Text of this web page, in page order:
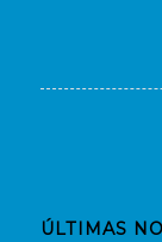
ÚLTIMAS